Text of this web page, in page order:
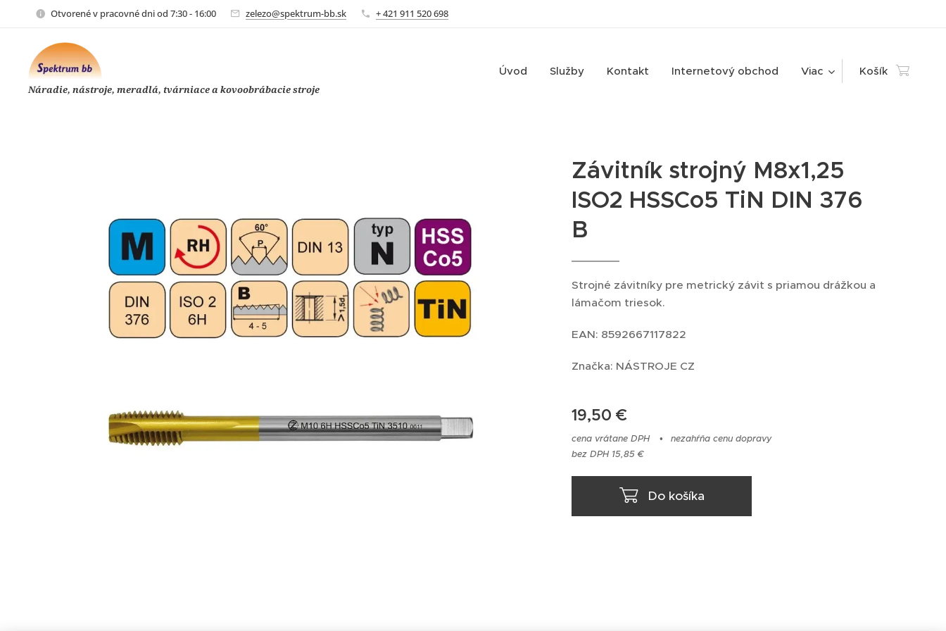
Otvorené v pracovné dni od 7:30 - 16:00 zelezo@spektrum-bb.sk + 421 911 520 698
Náradie, nástroje, meradlá, tvárniace a kovoobrábacie stroje
Úvod Služby Kontakt Internetový obchod Viac Košík
Závitník strojný M8x1,25
ISO2 HSSCo5 TiN DIN 376
B
Strojné závitníky pre metrický závit s priamou drážkou a
lámačom triesok.
EAN: 8592667117822
Značka: NÁSTROJE CZ
19,50 €
cena vrátane DPH
nezahŕňa cenu dopravy
bez DPH 15,85 €
Do košíka